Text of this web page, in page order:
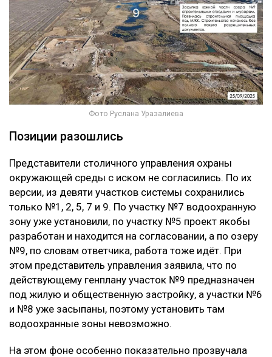
Фото Руслана Уразалиева
Позиции разошлись
Представители столичного управления охраны
окружающей среды с иском не согласились. По их
версии, из девяти участков системы сохранились
только №1, 2, 5, 7 и 9. По участку №7 водоохранную
зону уже установили, по участку №5 проект якобы
разработан и находится на согласовании, а по озеру
№9, по словам ответчика, работа тоже идёт. При
этом представитель управления заявила, что по
действующему генплану участок №9 предназначен
под жилую и общественную застройку, а участки №6
и №8 уже засыпаны, поэтому установить там
водоохранные зоны невозможно.
На этом фоне особенно показательно прозвучала